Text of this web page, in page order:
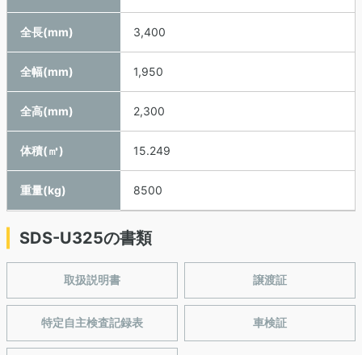
全長(mm) 3,400
全幅(mm) 1,950
全高(mm) 2,300
体積(㎥) 15.249
重量(kg) 8500
SDS-U325の書類
取扱説明書 譲渡証
特定自主検査記録表 車検証